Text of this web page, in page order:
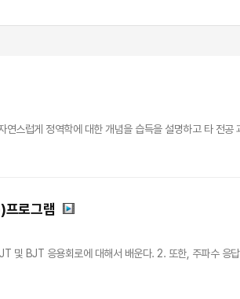
스럽게 정역학에 대한 개념을 습득을 설명하고 타 전공
로그램
및 BJT 응용회로에 대해서 배운다. 2. 또한, 주파수